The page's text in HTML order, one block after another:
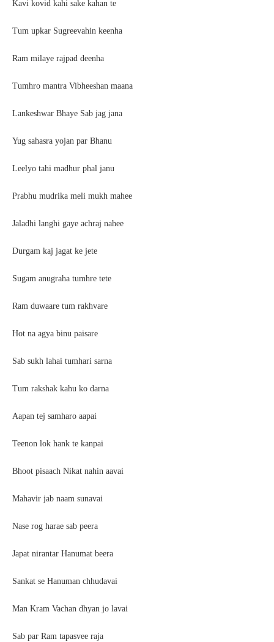
Kavi kovid kahi sake kahan te
Tum upkar Sugreevahin keenha
Ram milaye rajpad deenha
Tumhro mantra Vibheeshan maana
Lankeshwar Bhaye Sab jag jana
Yug sahasra yojan par Bhanu
Leelyo tahi madhur phal janu
Prabhu mudrika meli mukh mahee
Jaladhi langhi gaye achraj nahee
Durgam kaj jagat ke jete
Sugam anugraha tumhre tete
Ram duwaare tum rakhvare
Hot na agya binu paisare
Sab sukh lahai tumhari sarna
Tum rakshak kahu ko darna
Aapan tej samharo aapai
Teenon lok hank te kanpai
Bhoot pisaach Nikat nahin aavai
Mahavir jab naam sunavai
Nase rog harae sab peera
Japat nirantar Hanumat beera
Sankat se Hanuman chhudavai
Man Kram Vachan dhyan jo lavai
Sab par Ram tapasvee raja